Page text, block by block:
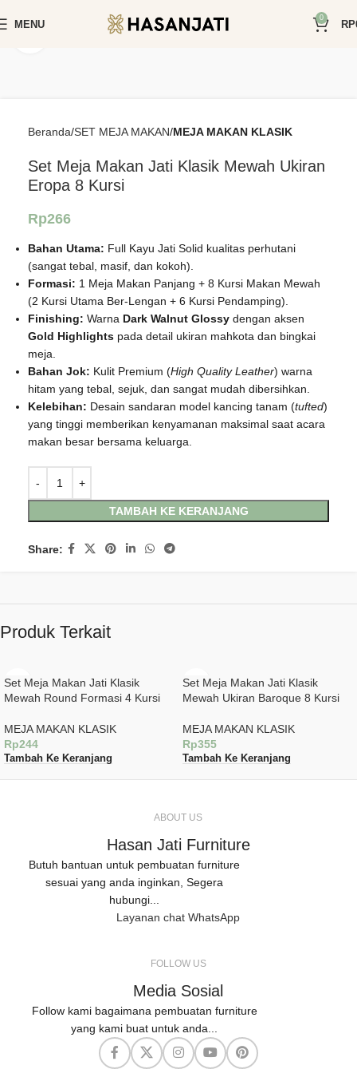
MENU
0
RP
Click to enlarge
Beranda SET MEJA MAKAN MEJA MAKAN KLASIK
Set Meja Makan Jati Klasik Mewah Ukiran
Eropa 8 Kursi
Rp266
Bahan Utama: Full Kayu Jati Solid kualitas perhutani
(sangat tebal, masif, dan kokoh).
Formasi: 1 Meja Makan Panjang + 8 Kursi Makan Mewah
(2 Kursi Utama Ber-Lengan + 6 Kursi Pendamping).
Finishing: Warna Dark Walnut Glossy dengan aksen
Gold Highlights pada detail ukiran mahkota dan bingkai
meja.
Bahan Jok: Kulit Premium (High Quality Leather) warna
hitam yang tebal, sejuk, dan sangat mudah dibersihkan.
Kelebihan: Desain sandaran model kancing tanam (tufted)
yang tinggi memberikan kenyamanan maksimal saat acara
makan besar bersama keluarga.
TAMBAH KE KERANJANG
Share:
Produk Terkait
Set Meja Makan Jati Klasik
Mewah Round Formasi 4 Kursi
MEJA MAKAN KLASIK
Rp244
Tambah Ke Keranjang
Set Meja Makan Jati Klasik
Mewah Ukiran Baroque 8 Kursi
MEJA MAKAN KLASIK
Rp355
Tambah Ke Keranjang
ABOUT US
Hasan Jati Furniture
Butuh bantuan untuk pembuatan furniture
sesuai yang anda inginkan, Segera
hubungi...
Layanan chat WhatsApp
FOLLOW US
Media Sosial
Follow kami bagaimana pembuatan furniture
yang kami buat untuk anda...